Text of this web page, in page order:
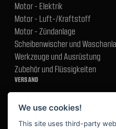
Motor - Elektrik
Motor - Luft-/Kraftstoff
Motor - Zündanlage
Scheibenwischer und
Werkzeuge und Ausrüstung
Zubehör und Flüssigkeiten
VERSAND
We use cookies!
This site uses third-party